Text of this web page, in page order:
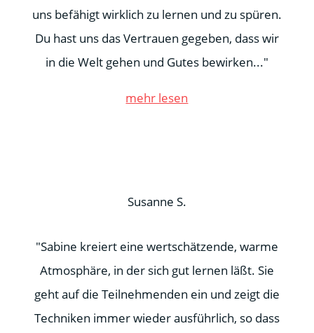
uns befähigt wirklich zu lernen und zu spüren.
Du hast uns das Vertrauen gegeben, dass wir
in die Welt gehen und Gutes bewirken..."
mehr lesen
Susanne S.
"Sabine kreiert eine wertschätzende, warme
Atmosphäre, in der sich gut lernen läßt. Sie
geht auf die Teilnehmenden ein und zeigt die
Techniken immer wieder ausführlich, so dass